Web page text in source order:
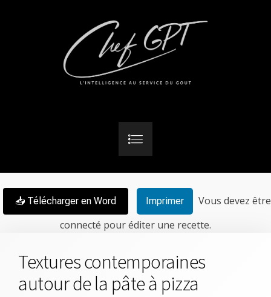
📥 Télécharger en Word Imprimer
Vous devez être
connecté pour éditer une recette.
Textures contemporaines
autour de la pâte à pizza